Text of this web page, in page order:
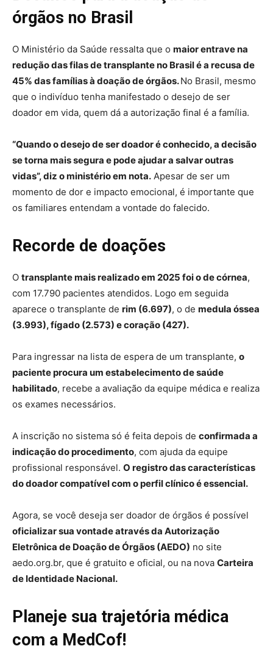
órgãos no Brasil
O Ministério da Saúde ressalta que o maior entrave na
redução das filas de transplante no Brasil é a recusa de
45% das famílias à doação de órgãos.No Brasil, mesmo
que o indivíduo tenha manifestado o desejo de ser
doador em vida, quem dá a autorização final é a família.
“Quando o desejo de ser doador é conhecido, a decisão
se torna mais segura e pode ajudar a salvar outras
vidas”, diz o ministério em nota. Apesar de ser um
momento de dor e impacto emocional, é importante que
os familiares entendam a vontade do falecido.
Recorde de doações
O transplante mais realizado em 2025 foi o de córnea,
com 17.790 pacientes atendidos. Logo em seguida
aparece o transplante de rim (6.697), o de medula óssea
(3.993), fígado (2.573) e coração (427).
Para ingressar na lista de espera de um transplante, o
paciente procura um estabelecimento de saúde
habilitado, recebe a avaliação da equipe médica e realiza
os exames necessários.
A inscrição no sistema só é feita depois de confirmada a
indicação do procedimento, com ajuda da equipe
profissional responsável. O registro das características
do doador compatível com o perfil clínico é essencial.
Agora, se você deseja ser doador de órgãos é possível
oficializar sua vontade através da Autorização
Eletrônica de Doação de Órgãos (AEDO) no site
aedo.org.br, que é gratuito e oficial, ou na nova Carteira
de Identidade Nacional.
Planeje sua trajetória médica
com a MedCof!